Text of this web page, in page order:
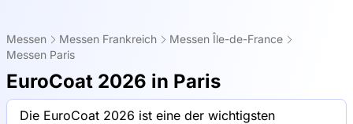
Messen Messen Frankreich
Messen Île-de-France
Messen Paris
EuroCoat 2026 in Paris
Die EuroCoat 2026 ist eine der wichtigsten